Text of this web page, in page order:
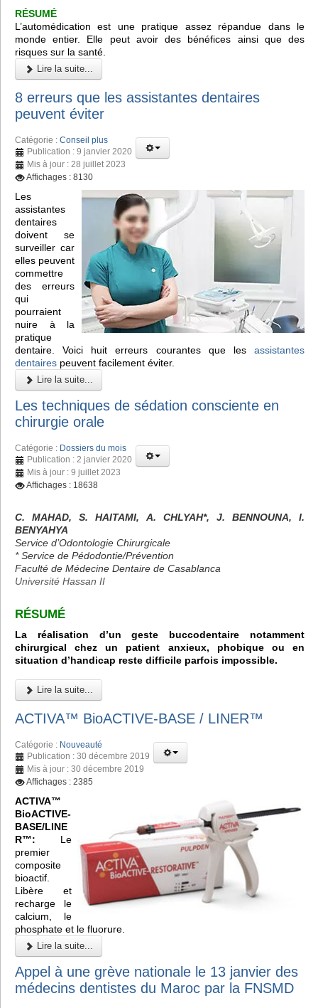
RÉSUMÉ
L’automédication est une pratique assez répandue dans le
monde entier. Elle peut avoir des bénéfices ainsi que des
risques sur la santé.
Lire la suite...
8 erreurs que les assistantes dentaires
peuvent éviter
Catégorie : Conseil plus
Publication : 9 janvier 2020
Mis à jour : 28 juillet 2023
Affichages : 8130
Les
assistantes
dentaires
doivent se
surveiller car
elles peuvent
commettre
des erreurs
qui
pourraient
nuire à la
pratique
dentaire. Voici huit erreurs courantes que les assistantes
dentaires peuvent facilement éviter.
Lire la suite...
Les techniques de sédation consciente en
chirurgie orale
Catégorie : Dossiers du mois
Publication : 2 janvier 2020
Mis à jour : 9 juillet 2023
Affichages : 18638
C. MAHAD, S. HAITAMI, A. CHLYAH*, J. BENNOUNA, I.
BENYAHYA
Service d’Odontologie Chirurgicale
* Service de Pédodontie/Prévention
Faculté de Médecine Dentaire de Casablanca
Université Hassan II
RÉSUMÉ
La réalisation d’un geste buccodentaire notamment
chirurgical chez un patient anxieux, phobique ou en
situation d’handicap reste difficile parfois impossible.
Lire la suite...
ACTIVA™ BioACTIVE-BASE / LINER™
Catégorie : Nouveauté
Publication : 30 décembre 2019
Mis à jour : 30 décembre 2019
Affichages : 2385
ACTIVA™
BioACTIVE-
BASE/LINE
R™: Le
premier
composite
bioactif.
Libère et
recharge le
calcium, le
phosphate et le fluorure.
Lire la suite...
Appel à une grève nationale le 13 janvier des
médecins dentistes du Maroc par la FNSMD